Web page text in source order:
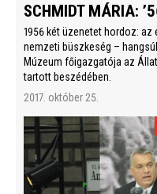
SCHMIDT MÁRIA:
1956 két üzenetet hordoz:
nemzeti büszkeség –
Múzeum főigazgatója az
tartott beszédében.
2017. október 25.